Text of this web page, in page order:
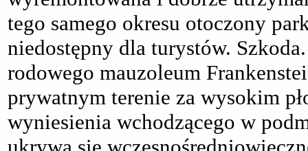
tego samego okresu otoczony
niedostępny dla turystów.
rodowego mauzoleum
prywatnym terenie za wysokim
wyniesienia wchodzącego w